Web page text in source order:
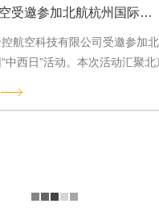
南京全控航空受邀参加北航杭州国际校园“中西日”活动，共探校企合作与智能装备创新发展
航空科技有限公司受邀参加
中西日”活动。本次活动汇聚北